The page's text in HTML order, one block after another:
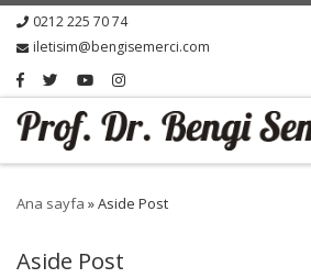
0212 225 70 74
iletisim@bengisemerci.com
Ana sayfa »Aside Post
Aside Post